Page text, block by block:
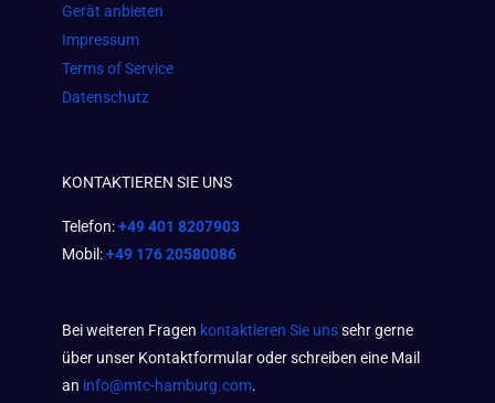
Gerät anbieten
Impressum
Terms of Service
Datenschutz
KONTAKTIEREN SIE UNS
Telefon:+49 401 8207903
Mobil:+49 176 20580086
Bei weiteren Fragen kontaktieren Sie unssehr gerne
über unser Kontaktformular oder schreiben eine Mail
an info@mtc-hamburg.com.